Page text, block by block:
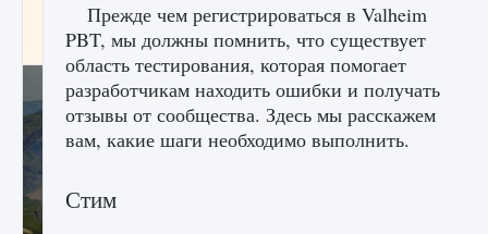
9 августа 2024 2 395 0 2
Прежде чем регистрироваться в Valheim
PBT, мы должны помнить, что существует
область тестирования, которая помогает
разработчикам находить ошибки и получать
отзывы от сообщества. Здесь мы расскажем
вам, какие шаги необходимо выполнить.
Стим